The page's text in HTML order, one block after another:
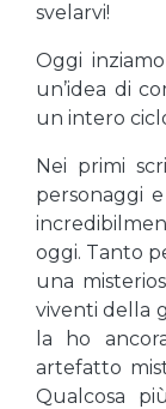
svelarvi!
Oggi
un’idea di
un intero
Nei primi
personaggi
oggi. Tanto
una
viventi della
la ho
artefatto
Qualcosa